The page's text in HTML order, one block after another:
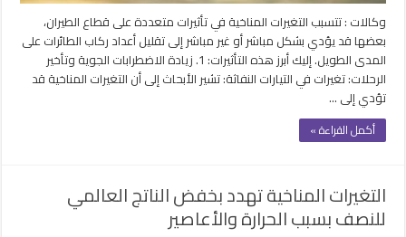
وكالات : تتسبب التغيرات المناخية في تأثيرات متعددة على قطاع الطيران،
بعضها قد يؤدي بشكل مباشر أو غير مباشر إلى تقليل أعداد ركاب الطائرات على
المدى الطويل. إليك أبرز هذه التأثيرات: 1. زيادة الاضطرابات الجوية وتأخير
الرحلات: تغيرات في التيارات النفاثة: تشير الأبحاث إلى أن التغيرات المناخية قد
تؤدي إلى …
أكمل القراءة »
التغيرات المناخية تهدد بخفض الناتج العالمي
للنصف بسبب الحرارة والأعاصير